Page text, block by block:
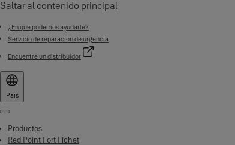
Saltar al contenido principal
¿En qué podemos ayudarle?
Servicio de reparación de urgencia
Encuentre un distribuidor
País
Menu
Productos
Red Point Fort Fichet